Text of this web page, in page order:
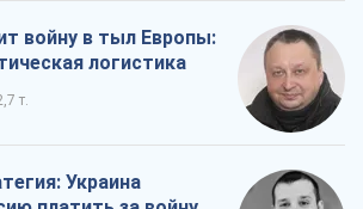
войну в тыл Европы:
логистика
т.
Украина